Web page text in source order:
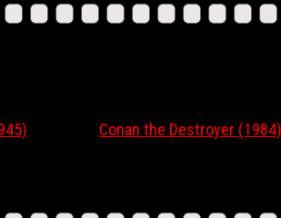
Conan the Destroyer (1984)